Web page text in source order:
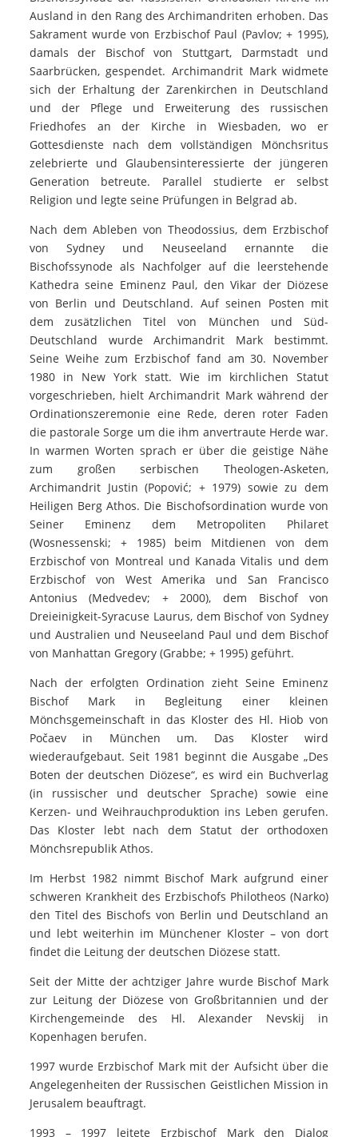
Ausland in den Rang des Archimandriten erhoben. Das
Sakrament wurde von Erzbischof Paul (Pavlov; + 1995),
damals der Bischof von Stuttgart, Darmstadt und
Saarbrücken, gespendet. Archimandrit Mark widmete
sich der Erhaltung der Zarenkirchen in Deutschland
und der Pflege und Erweiterung des russischen
Friedhofes an der Kirche in Wiesbaden, wo er
Gottesdienste nach dem vollständigen Mönchsritus
zelebrierte und Glaubensinteressierte der jüngeren
Generation betreute. Parallel studierte er selbst
Religion und legte seine Prüfungen in Belgrad ab.
Nach dem Ableben von Theodossius, dem Erzbischof
von Sydney und Neuseeland ernannte die
Bischofssynode als Nachfolger auf die leerstehende
Kathedra seine Eminenz Paul, den Vikar der Diözese
von Berlin und Deutschland. Auf seinen Posten mit
dem zusätzlichen Titel von München und Süd-
Deutschland wurde Archimandrit Mark bestimmt.
Seine Weihe zum Erzbischof fand am 30. November
1980 in New York statt. Wie im kirchlichen Statut
vorgeschrieben, hielt Archimandrit Mark während der
Ordinationszeremonie eine Rede, deren roter Faden
die pastorale Sorge um die ihm anvertraute Herde war.
In warmen Worten sprach er über die geistige Nähe
zum großen serbischen Theologen-Asketen,
Archimandrit Justin (Popović; + 1979) sowie zu dem
Heiligen Berg Athos. Die Bischofsordination wurde von
Seiner Eminenz dem Metropoliten Philaret
(Wosnessenski; + 1985) beim Mitdienen von dem
Erzbischof von Montreal und Kanada Vitalis und dem
Erzbischof von West Amerika und San Francisco
Antonius (Medvedev; + 2000), dem Bischof von
Dreieinigkeit-Syracuse Laurus, dem Bischof von Sydney
und Australien und Neuseeland Paul und dem Bischof
von Manhattan Gregory (Grabbe; + 1995) geführt.
Nach der erfolgten Ordination zieht Seine Eminenz
Bischof Mark in Begleitung einer kleinen
Mönchsgemeinschaft in das Kloster des Hl. Hiob von
Počaev in München um. Das Kloster wird
wiederaufgebaut. Seit 1981 beginnt die Ausgabe „Des
Boten der deutschen Diözese“, es wird ein Buchverlag
(in russischer und deutscher Sprache) sowie eine
Kerzen- und Weihrauchproduktion ins Leben gerufen.
Das Kloster lebt nach dem Statut der orthodoxen
Mönchsrepublik Athos.
Im Herbst 1982 nimmt Bischof Mark aufgrund einer
schweren Krankheit des Erzbischofs Philotheos (Narko)
den Titel des Bischofs von Berlin und Deutschland an
und lebt weiterhin im Münchener Kloster – von dort
findet die Leitung der deutschen Diözese statt.
Seit der Mitte der achtziger Jahre wurde Bischof Mark
zur Leitung der Diözese von Großbritannien und der
Kirchengemeinde des Hl. Alexander Nevskij in
Kopenhagen berufen.
1997 wurde Erzbischof Mark mit der Aufsicht über die
Angelegenheiten der Russischen Geistlichen Mission in
Jerusalem beauftragt.
1993 – 1997 leitete Erzbischof Mark den Dialog